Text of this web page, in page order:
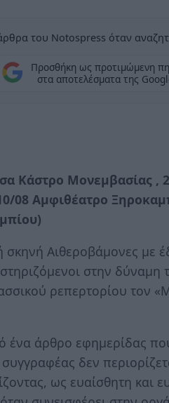
του Notospress όταν
Προσθήκη ως προτιμώμενη
στα αποτελέσματα της
Κάστρο Μονεμβασίας ,
08 Αμφιθέατρο
σκηνή Αιθεροβάμονες με
στην δύναμη
ρεπερτορίου τον
ένα άρθρο εφημερίδας
δεν
ως ευαίσθητη και